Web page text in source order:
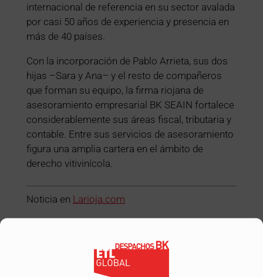
internacional de referencia en su sector avalada
por casi 50 años de experiencia y presencia en
más de 40 países.
Con la incorporación de Pablo Arrieta, sus dos
hijas –Sara y Ana– y el resto de compañeros
que forman su equipo, la firma riojana de
asesoramiento empresarial BK SEAIN fortalece
considerablemente sus áreas fiscal, tributaria y
contable. Entre sus servicios de asesoramiento
figura una amplia cartera en el ámbito de
derecho vitivinícola.
Noticia en Larioja.com
Volver a todos los post